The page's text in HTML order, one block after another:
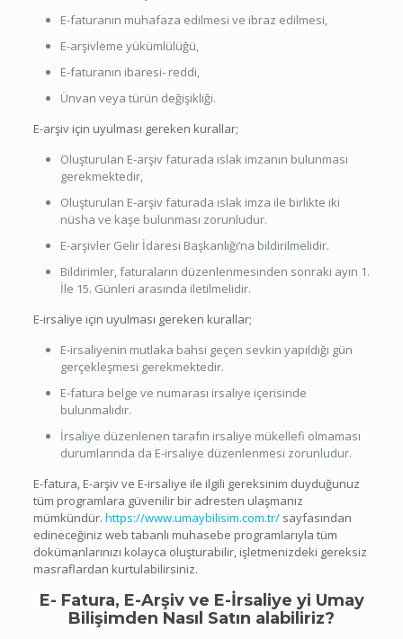
E-faturanın muhafaza edilmesi ve ibraz edilmesi,
E-arşivleme yükümlülüğü,
E-faturanın ibaresi- reddi,
Ünvan veya türün değişikliği.
E-arşiv için uyulması gereken kurallar;
Oluşturulan E-arşiv faturada ıslak imzanın bulunması
gerekmektedir,
Oluşturulan E-arşiv faturada ıslak imza ile birlikte iki
nüsha ve kaşe bulunması zorunludur.
E-arşivler Gelir İdaresi Başkanlığı’na bildirilmelidir.
Bildirimler, faturaların düzenlenmesinden sonraki ayın 1.
İle 15. Günleri arasında iletilmelidir.
E-irsaliye için uyulması gereken kurallar;
E-irsaliyenin mutlaka bahsi geçen sevkin yapıldığı gün
gerçekleşmesi gerekmektedir.
E-fatura belge ve numarası irsaliye içerisinde
bulunmalıdır.
İrsaliye düzenlenen tarafın irsaliye mükellefi olmaması
durumlarında da E-irsaliye düzenlenmesi zorunludur.
E-fatura, E-arşiv ve E-irsaliye ile ilgili gereksinim duyduğunuz
tüm programlara güvenilir bir adresten ulaşmanız
mümkündür. https://www.umaybilisim.com.tr/sayfasından
edineceğiniz web tabanlı muhasebe programlarıyla tüm
dokümanlarınızı kolayca oluşturabilir, işletmenizdeki gereksiz
masraflardan kurtulabilirsiniz.
E- Fatura, E-Arşiv ve E-İrsaliye yi Umay
Bilişimden Nasıl Satın alabiliriz?